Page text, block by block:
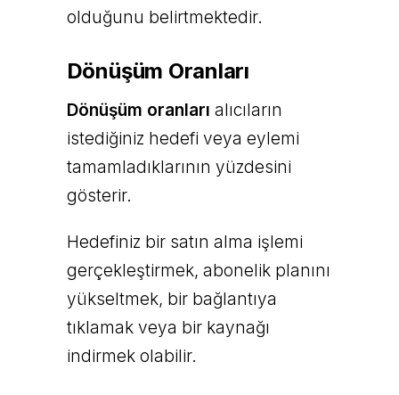
olduğunu belirtmektedir.
Dönüşüm Oranları
Dönüşüm oranları alıcıların
istediğiniz hedefi veya eylemi
tamamladıklarının yüzdesini
gösterir.
Hedefiniz bir satın alma işlemi
gerçekleştirmek, abonelik planını
yükseltmek, bir bağlantıya
tıklamak veya bir kaynağı
indirmek olabilir.